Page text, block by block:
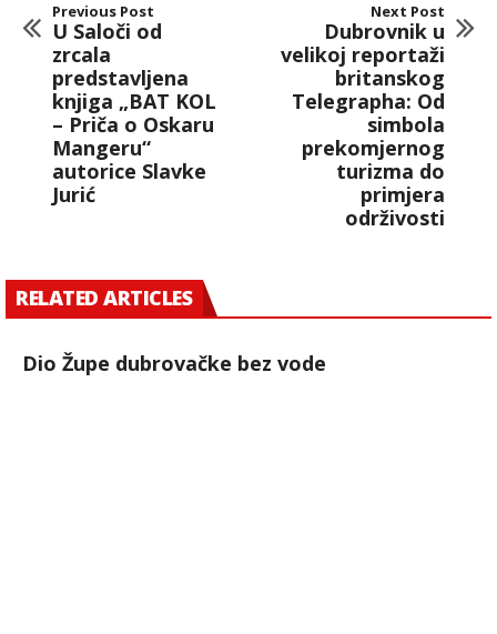
Previous Post
U Saloči od
zrcala
predstavljena
knjiga „BAT KOL
– Priča o Oskaru
Mangeru“
autorice Slavke
Jurić
Next Post
Dubrovnik u
velikoj reportaži
britanskog
Telegrapha: Od
simbola
prekomjernog
turizma do
primjera
održivosti
RELATED ARTICLES
Dio Župe dubrovačke bez vode